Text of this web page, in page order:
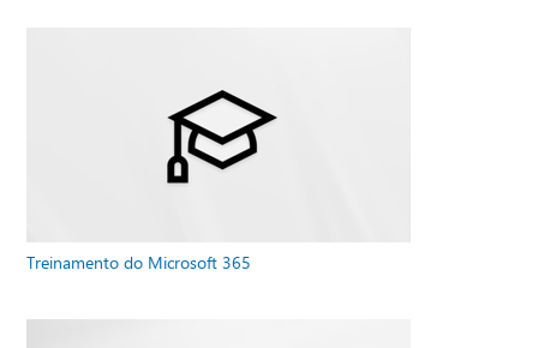
Treinamento do Microsoft 365